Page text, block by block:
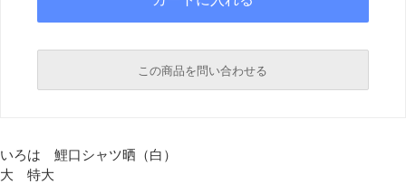
この商品を問い合わせる
いろは 鯉口シャツ晒（白）
大 特大